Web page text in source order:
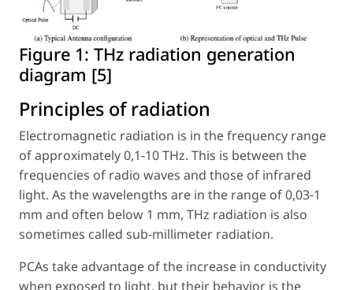
Figure 1: THz radiation generation
diagram [5]
Principles of radiation
Electromagnetic radiation is in the frequency range
of approximately 0,1-10 THz. This is between the
frequencies of radio waves and those of infrared
light. As the wavelengths are in the range of 0,03-1
mm and often below 1 mm, THz radiation is also
sometimes called sub-millimeter radiation.
PCAs take advantage of the increase in conductivity
when exposed to light, but their behavior is the